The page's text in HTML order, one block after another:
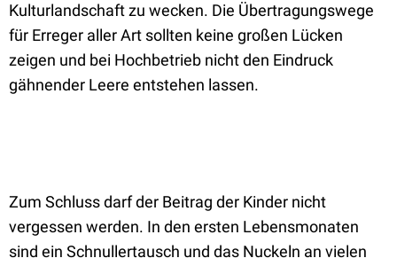
Kulturlandschaft zu wecken. Die Übertragungswege
für Erreger aller Art sollten keine großen Lücken
zeigen und bei Hochbetrieb nicht den Eindruck
gähnender Leere entstehen lassen.
Zum Schluss darf der Beitrag der Kinder nicht
vergessen werden. In den ersten Lebensmonaten
sind ein Schnullertausch und das Nuckeln an vielen